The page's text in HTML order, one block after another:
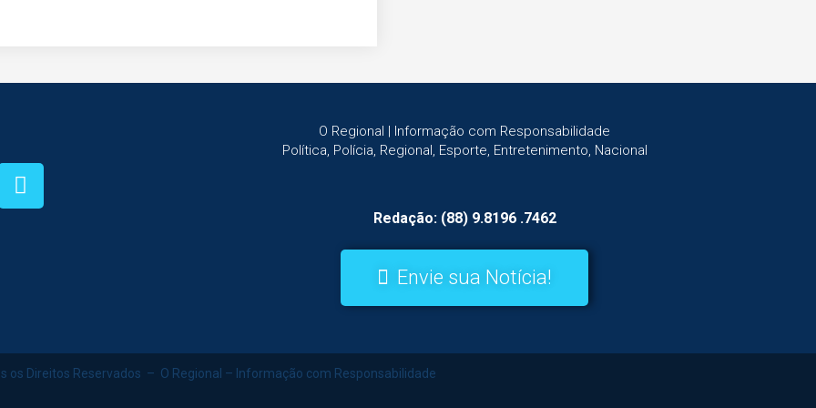
O Regional | Informação com Responsabilidade
Política, Polícia, Regional, Esporte, Entretenimento, Nacional
Redação: (88) 9.8196 .7462
Envie sua Notícia!
os Direitos Reservados – O Regional – Informação com Responsabilidade